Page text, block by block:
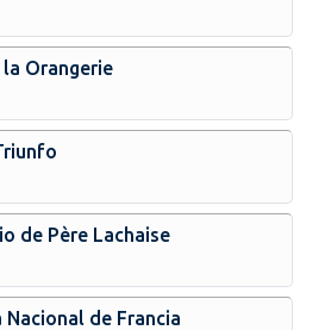
Orangerie
de Père Lachaise
de Francia